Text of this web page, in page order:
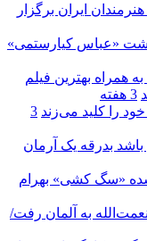
ایران برگزار
«عباس کیارستمی»
همراه بهترین فیلم
3 هفته
خود را کلید می‌زند 3
باشد بدرقه یک آرمان
«سگ کشی» بهرام
به آلمان رفت/